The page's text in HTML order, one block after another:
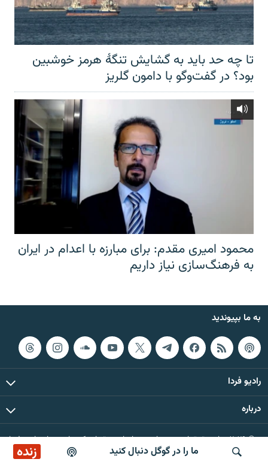
ما را در گوگل دنبال کنید زنده پوشش خبری ساعت ۱۷:۰۰
تا چه حد باید به گشایش تنگهٔ هرمز خوشبین
بود؟ در گفت‌وگو با دامون گلریز
محمود امیری مقدم: برای مبارزه با اعدام در ایران
به فرهنگ‌سازی نیاز داریم
به ما بپیوندید
رادیو فردا
درباره
© ۲۰۲۶ تمام حقوق این وب‌سایت، بر اساس مقررات کپی‌رایت، برای رادیو فردا
محفوظ است.